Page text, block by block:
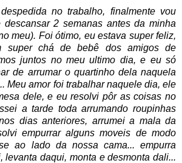
no trabalho, finalmente vou
2 semanas antes da minha
meu). Foi ótimo, eu estava super feliz,
super chá de bebê dos amigos de
juntos no meu ultimo dia, e eu só
de arrumar o quartinho dela naquela
Meu amor foi trabalhar naquele dia, ele
dele, e eu resolvi pôr as coisas no
a tarde toda arrumando roupinhas
dias anteriores, arrumei a mala da
empurrar alguns moveis de modo
ao lado da nossa cama... empurra
levanta daqui, monta e desmonta dali...